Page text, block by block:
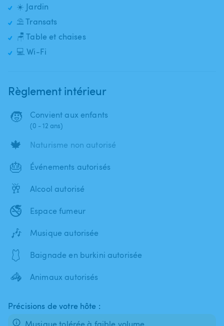
☀️ Jardin
⛱️ Transats
🪑 Table et chaises
💻 Wi-Fi
Règlement intérieur
🧒 Convient aux enfants
(0 - 12 ans)
🍁 Naturisme non autorisé
🎂 Événements autorisés
🥂 Alcool autorisé
🚭 Espace fumeur
🎶 Musique autorisée
🩱 Baignade en burkini autorisée
🦓 Animaux autorisés
Précisions de votre hôte :